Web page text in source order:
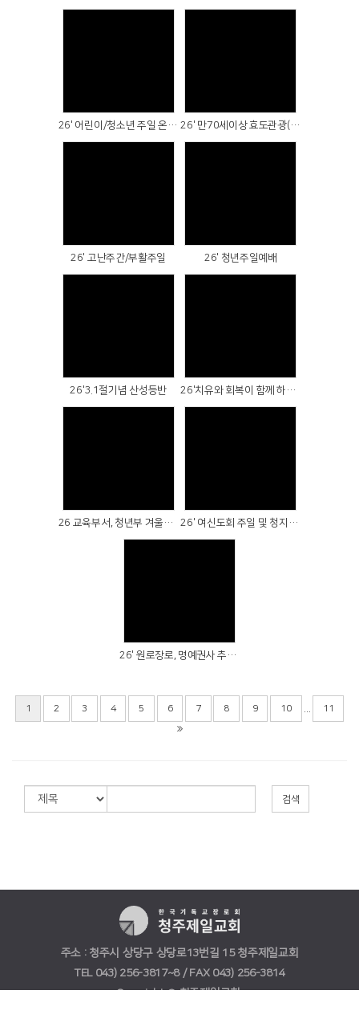
26' 어린이/청소년 주일 온세대예배(어린이 축복식) 26' 만70세이상 효도관광(26.04.30)
26' 고난주간/부활주일 26' 청년주일예배
26'3.1절기념 산성등반 26'치유와 회복이 함께 하는 윷놀이대회
26 교육부서, 청년부 겨울행사 26' 여신도회 주일 및 청지기직 신앙수련회
26' 원로장로, 명예권사 추대식
1 2 3 4 5 6 7 8 9 10 11
검색
주소 : 청주시 상당구 상당로13번길 15 청주제일교회
TEL 043) 256-3817~8 / FAX 043) 256-3814
Copyright © 청주제일교회.